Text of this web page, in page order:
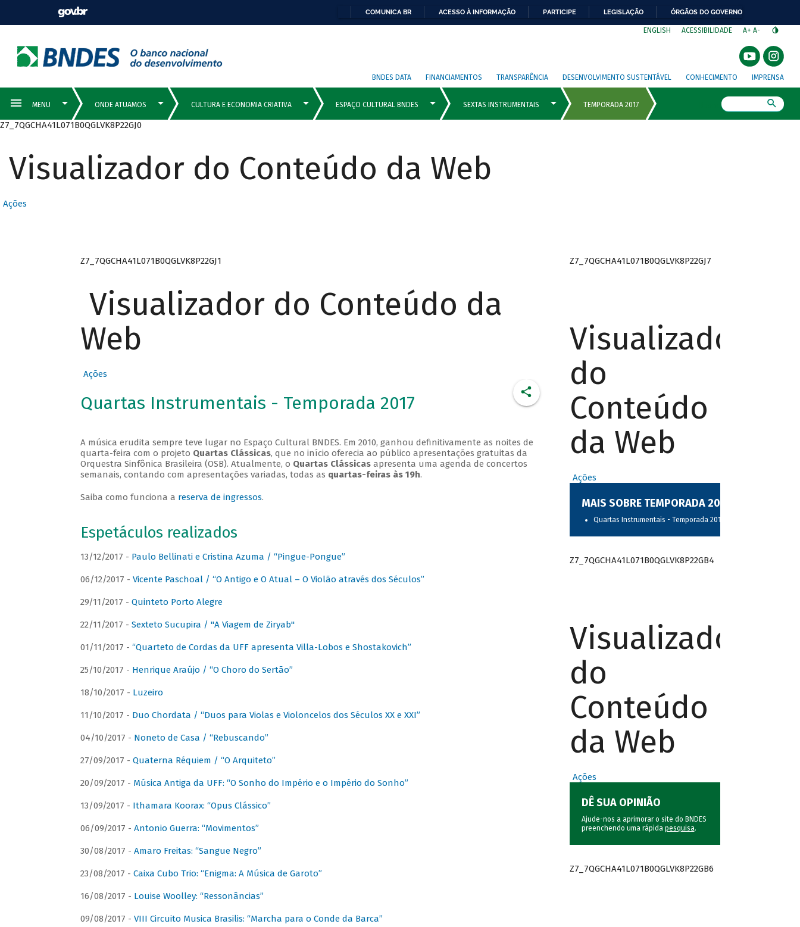
COMUNICA BR ACESSO À INFORMAÇÃO PARTICIPE LEGISLAÇÃO ÓRGÃOS DO GOVERNO
ENGLISH ACESSIBILIDADE A+ A-
BNDES DATA FINANCIAMENTOS TRANSPARÊNCIA DESENVOLVIMENTO SUSTENTÁVEL CONHECIMENTO IMPRENSA
Z7_7QGCHA41L071B0QGLVK8P22GJ0
Visualizador do Conteúdo da Web
Ações
Z7_7QGCHA41L071B0QGLVK8P22GJ1
Visualizador do Conteúdo da
Web
Ações
Quartas Instrumentais - Temporada 2017
A música erudita sempre teve lugar no Espaço Cultural BNDES. Em 2010, ganhou definitivamente as noites de
quarta-feira com o projeto Quartas Clássicas, que no início oferecia ao público apresentações gratuitas da
Orquestra Sinfônica Brasileira (OSB). Atualmente, o Quartas Clássicasapresenta uma agenda de concertos
semanais, contando com apresentações variadas, todas as quartas-feiras às 19h.
Saiba como funciona a reserva de ingressos.
Espetáculos realizados
13/12/2017 - Paulo Bellinati e Cristina Azuma / “Pingue-Pongue”
06/12/2017 - Vicente Paschoal / “O Antigo e O Atual – O Violão através dos Séculos”
29/11/2017 - Quinteto Porto Alegre
22/11/2017 - Sexteto Sucupira / "A Viagem de Ziryab"
01/11/2017 - “Quarteto de Cordas da UFF apresenta Villa-Lobos e Shostakovich”
25/10/2017 - Henrique Araújo / “O Choro do Sertão”
18/10/2017 - Luzeiro
11/10/2017 - Duo Chordata / “Duos para Violas e Violoncelos dos Séculos XX e XXI”
04/10/2017 - Noneto de Casa / “Rebuscando”
27/09/2017 - Quaterna Réquiem / “O Arquiteto”
20/09/2017 - Música Antiga da UFF: “O Sonho do Império e o Império do Sonho”
13/09/2017 - Ithamara Koorax: “Opus Clássico”
06/09/2017 - Antonio Guerra: “Movimentos”
30/08/2017 - Amaro Freitas: “Sangue Negro”
23/08/2017 - Caixa Cubo Trio: “Enigma: A Música de Garoto”
16/08/2017 - Louise Woolley: “Ressonâncias”
09/08/2017 - VIII Circuito Musica Brasilis: “Marcha para o Conde da Barca”
Z7_7QGCHA41L071B0QGLVK8P22GJ7
Visualizador
do
Conteúdo
da Web
Ações
MAIS SOBRE TEMPORADA 2017
Quartas Instrumentais - Temporada 2017
Z7_7QGCHA41L071B0QGLVK8P22GB4
Visualizador
do
Conteúdo
da Web
Ações
DÊ SUA OPINIÃO
Ajude-nos a aprimorar o site do BNDES
preenchendo uma rápida pesquisa.
Z7_7QGCHA41L071B0QGLVK8P22GB6